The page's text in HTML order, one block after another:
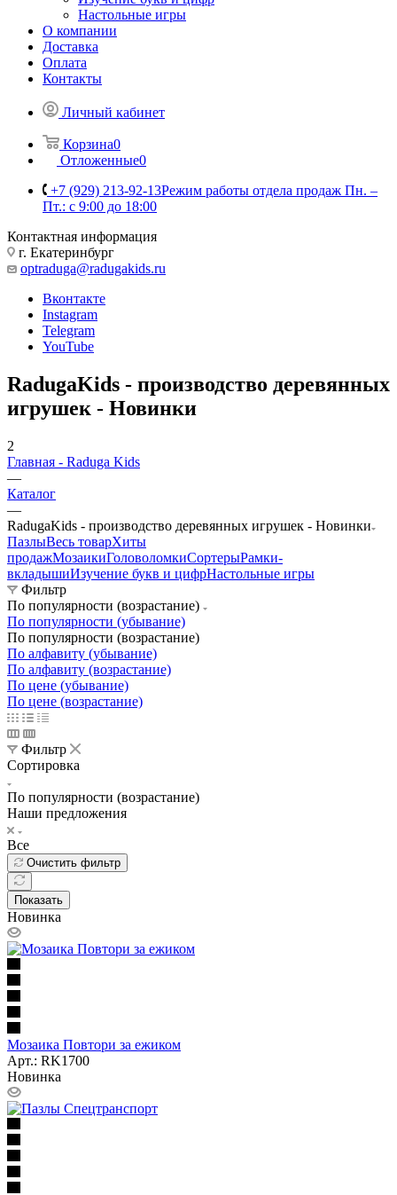
Настольные игры
О компании
Доставка
Оплата
Контакты
Личный кабинет
Корзина0
Отложенные0
+7 (929) 213-92-13Режим работы отдела продаж Пн. –
Пт.: с 9:00 до 18:00
Контактная информация
г. Екатеринбург
optraduga@radugakids.ru
Вконтакте
Instagram
Telegram
YouTube
RadugaKids - производство деревянных
игрушек - Новинки
2
Главная - Raduga Kids
—
Каталог
—
RadugaKids - производство деревянных игрушек - Новинки
ПазлыВесь товарХиты
продажМозаикиГоловоломкиСортерыРамки-
вкладышиИзучение букв и цифрНастольные игры
Фильтр
По популярности (возрастание)
По популярности (убывание)
По популярности (возрастание)
По алфавиту (убывание)
По алфавиту (возрастание)
По цене (убывание)
По цене (возрастание)
Фильтр
Сортировка
По популярности (возрастание)
Наши предложения
Все
Очистить фильтр
Показать
Новинка
Мозаика Повтори за ежиком
Арт.: RK1700
Новинка